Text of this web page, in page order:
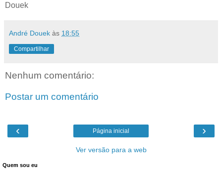
Douek
André Douek às 18:55
Compartilhar
Nenhum comentário:
Postar um comentário
‹ ›
Página inicial
Ver versão para a web
Quem sou eu